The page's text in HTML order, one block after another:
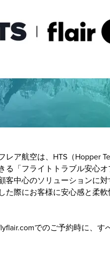
レア航空は、HTS（Hopper
る「フライトトラブル安心
客中心のソリューションに
た際にお客様に安心感と柔
でのご予約時に、